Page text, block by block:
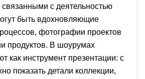
с деятельностью
быть вдохновляющие
фотографии проектов
продуктов. В шоурумах
как инструмент презентации: с
показать детали коллекции,